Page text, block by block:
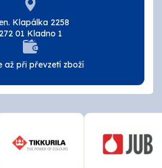
nářadí
Klapálka 2258
272 01 Kladno 1
až při převzetí zboží